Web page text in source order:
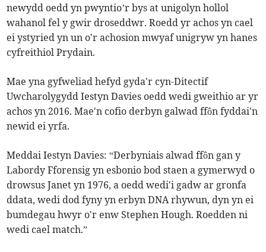
newydd oedd yn pwyntio’r bys at unigolyn hollol
wahanol fel y gwir droseddwr. Roedd yr achos yn cael
ei ystyried yn un o'r achosion mwyaf unigryw yn hanes
cyfreithiol Prydain.
Mae yna gyfweliad hefyd gyda'r cyn-Ditectif
Uwcharolygydd Iestyn Davies oedd wedi gweithio ar yr
achos yn 2016. Mae'n cofio derbyn galwad ffôn fyddai'n
newid ei yrfa.
Meddai Iestyn Davies: “Derbyniais alwad ffôn gan y
Labordy Fforensig yn esbonio bod staen a gymerwyd o
drowsus Janet yn 1976, a oedd wedi'i gadw ar gronfa
ddata, wedi dod fyny yn erbyn DNA rhywun, dyn yn ei
bumdegau hwyr o'r enw Stephen Hough. Roedden ni
wedi cael match.”